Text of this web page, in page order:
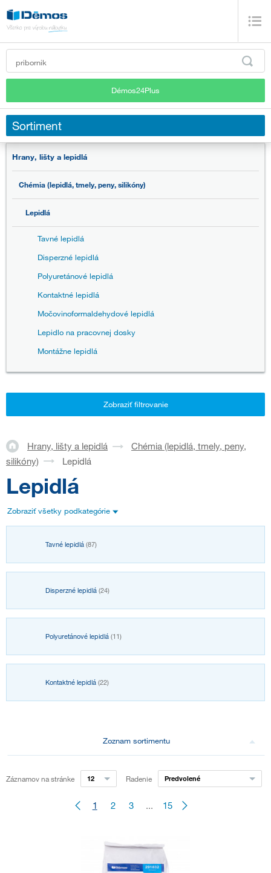
Démos24Plus
Sortiment
Hrany, lišty a lepidlá
Chémia (lepidlá, tmely, peny, silikóny)
Lepidlá
Tavné lepidlá
Disperzné lepidlá
Polyuretánové lepidlá
Kontaktné lepidlá
Močovinoformaldehydové lepidlá
Lepidlo na pracovnej dosky
Montážne lepidlá
Zobraziť filtrovanie
Hrany, lišty a lepidlá
Chémia (lepidlá, tmely, peny,
silikóny)
Lepidlá
Lepidlá
Zobraziť všetky podkategórie
Tavné lepidlá (87)
Disperzné lepidlá (24)
Polyuretánové lepidlá (11)
Kontaktné lepidlá (22)
Zoznam sortimentu
Záznamov na stránke 12 Radenie Predvolené
1 2 3 ... 15